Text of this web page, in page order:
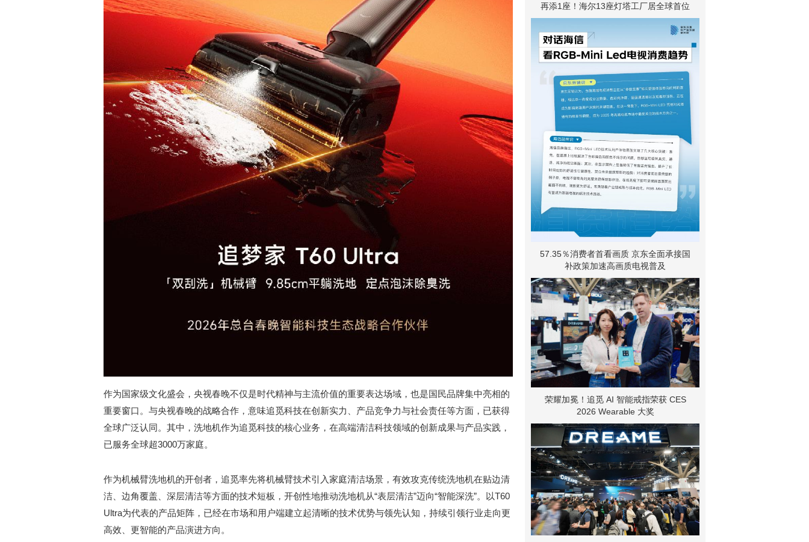
作为国家级文化盛会，央视春晚不仅是时代精神与主流价值的重要表达场域，也是国民品牌集中亮相的
重要窗口。与央视春晚的战略合作，意味追觅科技在创新实力、产品竞争力与社会责任等方面，已获得
全球广泛认同。其中，洗地机作为追觅科技的核心业务，在高端清洁科技领域的创新成果与产品实践，
已服务全球超3000万家庭。
作为机械臂洗地机的开创者，追觅率先将机械臂技术引入家庭清洁场景，有效攻克传统洗地机在贴边清
洁、边角覆盖、深层清洁等方面的技术短板，开创性地推动洗地机从“表层清洁”迈向“智能深洗”。以T60
Ultra为代表的产品矩阵，已经在市场和用户端建立起清晰的技术优势与领先认知，持续引领行业走向更
高效、更智能的产品演进方向。
再添1座！海尔13座灯塔工厂居全球首位
57.35％消费者首看画质 京东全面承接国
补政策加速高画质电视普及
荣耀加冕！追觅 AI 智能戒指荣获 CES
2026 Wearable 大奖